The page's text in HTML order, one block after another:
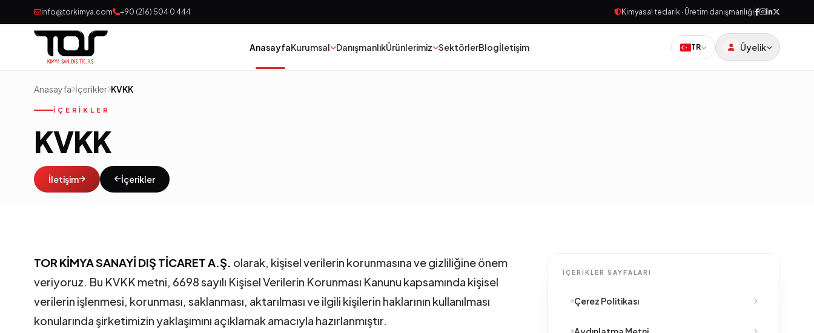
info@torkimya.com +90 (216) 504 0 444 Kimyasal tedarik · Üretim danışmanlığı
AnasayfaKurumsal DanışmanlıkÜrünlerimiz SektörlerBlogİletişim TR Üyelik
Anasayfa İçerikler KVKK
İÇERIKLER
KVKK
İletişim İçerikler
TOR KİMYA SANAYİ DIŞ TİCARET A.Ş. olarak, kişisel verilerin korunmasına ve gizliliğine önem
veriyoruz. Bu KVKK metni, 6698 sayılı Kişisel Verilerin Korunması Kanunu kapsamında kişisel
verilerin işlenmesi, korunması, saklanması, aktarılması ve ilgili kişilerin haklarının kullanılması
konularında şirketimizin yaklaşımını açıklamak amacıyla hazırlanmıştır.
İÇERIKLER SAYFALARI
Çerez Politikası